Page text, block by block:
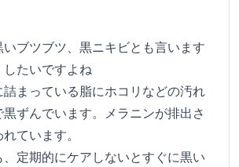
ブツブツ、黒ニキビとも言います
たいですよね
詰まっている脂にホコリなどの汚れ
ずんでいます。メラニンが排出さ
ています。
定期的にケアしないとすぐに黒い